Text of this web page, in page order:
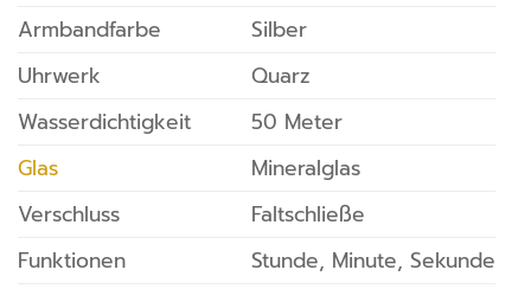
Armbandfarbe
Silber
Uhrwerk
Quarz
Wasserdichtigkeit
50 Meter
Glas
Mineralglas
Verschluss
Faltschließe
Funktionen
Stunde, Minute, Sekunde